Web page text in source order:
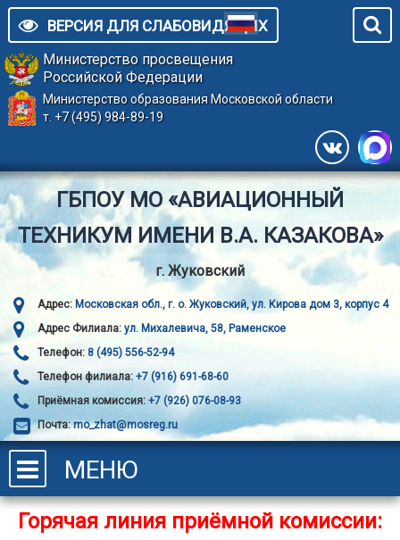
ВЕРСИЯ ДЛЯ СЛАБОВИДЯЩИХ
Министерство просвещения
Российской Федерации
Министерство образования Московской области
т. +7 (495) 984-89-19
ГБПОУ МО «АВИАЦИОННЫЙ
ТЕХНИКУМ ИМЕНИ В.А. КАЗАКОВА»
г. Жуковский
Адрес: Московская обл., г. о. Жуковский, ул. Кирова дом 3, корпус 4
Адрес Филиала: ул. Михалевича, 58, Раменское
Телефон: 8 (495) 556-52-94
Телефон филиала:+7 (916) 691-68-60
Приёмная комиссия: +7 (926) 076-08-93
Почта:mo_zhat@mosreg.ru
МЕНЮ
Горячая линия приёмной комиссии: